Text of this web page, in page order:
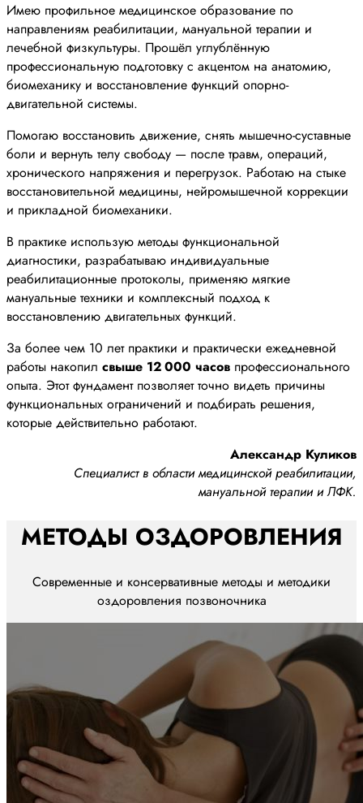
Имею профильное медицинское образование по
направлениям реабилитации, мануальной терапии и
лечебной физкультуры. Прошёл углублённую
профессиональную подготовку с акцентом на анатомию,
биомеханику и восстановление функций опорно-
двигательной системы.
Помогаю восстановить движение, снять мышечно-суставные
боли и вернуть телу свободу — после травм, операций,
хронического напряжения и перегрузок. Работаю на стыке
восстановительной медицины, нейромышечной коррекции
и прикладной биомеханики.
В практике использую методы функциональной
диагностики, разрабатываю индивидуальные
реабилитационные протоколы, применяю мягкие
мануальные техники и комплексный подход к
восстановлению двигательных функций.
За более чем 10 лет практики и практически ежедневной
работы накопил свыше 12 000 часов профессионального
опыта. Этот фундамент позволяет точно видеть причины
функциональных ограничений и подбирать решения,
которые действительно работают.
Александр Куликов
Специалист в области медицинской реабилитации,
мануальной терапии и ЛФК.
МЕТОДЫ ОЗДОРОВЛЕНИЯ
Современные и консервативные методы и методики
оздоровления позвоночника